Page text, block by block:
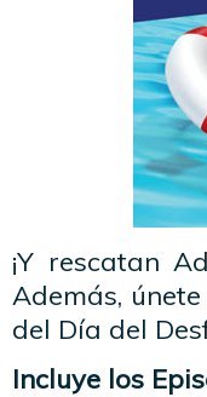
¡Y rescatan
Además,
del Día del
Incluye los